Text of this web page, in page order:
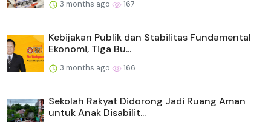
3 months ago 167
Kebijakan Publik dan Stabilitas Fundamental
Ekonomi, Tiga Bu...
3 months ago 166
Sekolah Rakyat Didorong Jadi Ruang Aman
untuk Anak Disabilit...